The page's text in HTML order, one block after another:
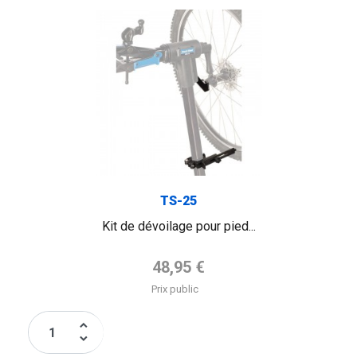
TS-25
Kit de dévoilage pour pied...
Prix de base
48,95 €
Prix public
keyboard_arrow_up
keyboard_arrow_down